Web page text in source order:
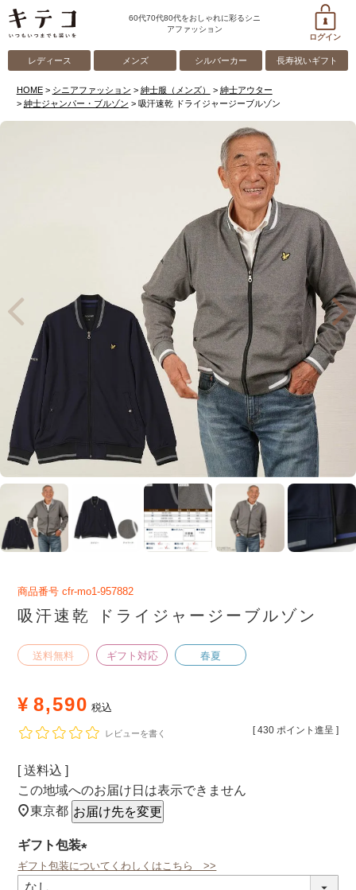
60代70代80代をおしゃれに彩るシニ
アファッション
ログイン
レディース メンズ シルバーカー 長寿祝いギフト
HOME シニアファッション 紳士服（メンズ）
紳士アウター
紳士ジャンパー・ブルゾン
吸汗速乾 ドライジャージーブルゾン
商品番号 cfr-mo1-957882
吸汗速乾 ドライジャージーブルゾン
送料無料 ギフト対応 春夏
¥ 8,590 税込
[ 430 ポイント進呈 ]
レビューを書く
送料込
この地域へのお届け日は表示できません
東京都 お届け先を変更
ギフト包装
(必
ギフト包装についてくわしくはこちら >>